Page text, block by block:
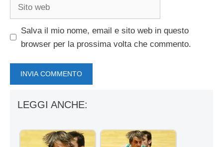
Salva il mio nome, email e sito web in questo
browser per la prossima volta che commento.
LEGGI ANCHE: